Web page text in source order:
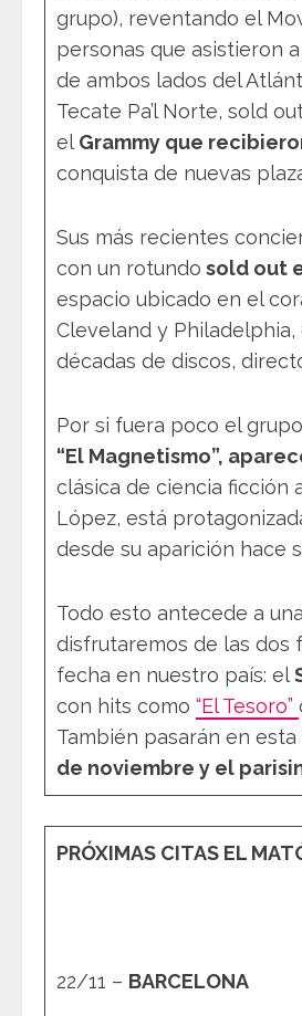
grupo), reventando el
personas que asistieron
de ambos lados del
Tecate Pa’l Norte, sold
el Grammy que
conquista de nuevas
Sus más recientes
con un rotundo sold out
espacio ubicado en el
Cleveland y
décadas de discos,
Por si fuera poco el
“El Magnetismo”,
clásica de ciencia ficción
López, está
desde su aparición hace
Todo esto antecede a
disfrutaremos de las dos
fecha en nuestro país: el
con hits como “El Tesoro”
También pasarán en
de noviembre y el
PRÓXIMAS CITAS EL
22/11 – BARCELONA